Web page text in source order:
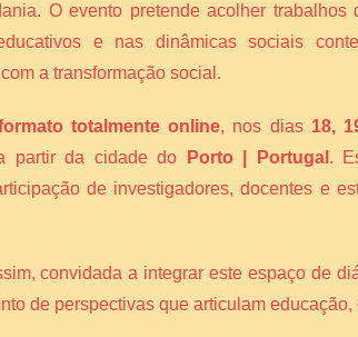
O evento pretende acolher
e nas dinâmicas sociais
a transformação social.
totalmente online, nos dias 18,
partir da cidade do Porto | Portugal .
de investigadores, docentes e
convidada a integrar este espaço de
de perspectivas que articulam